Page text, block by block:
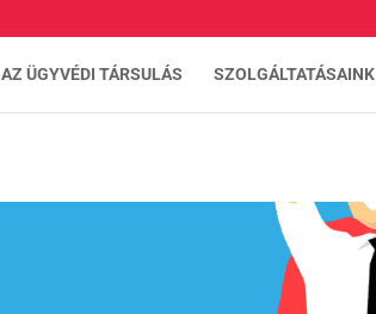
AZ ÜGYVÉDI TÁRSULÁS SZOLGÁLTATÁSAINK